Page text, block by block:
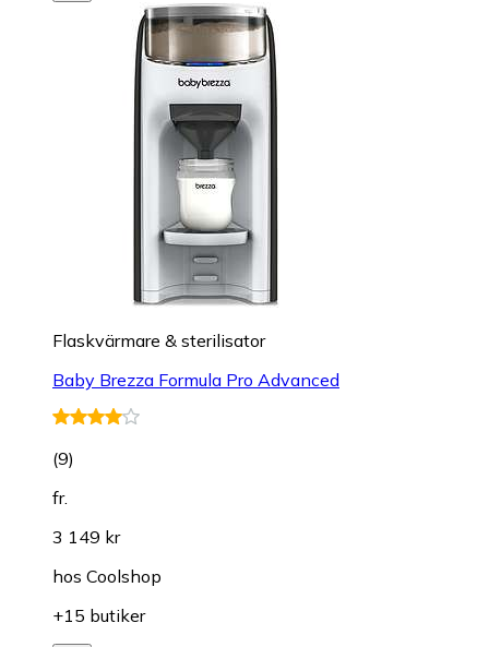
Flaskvärmare & sterilisator
Baby Brezza Formula Pro Advanced
(9)
fr.
3 149 kr
hos Coolshop
+15 butiker